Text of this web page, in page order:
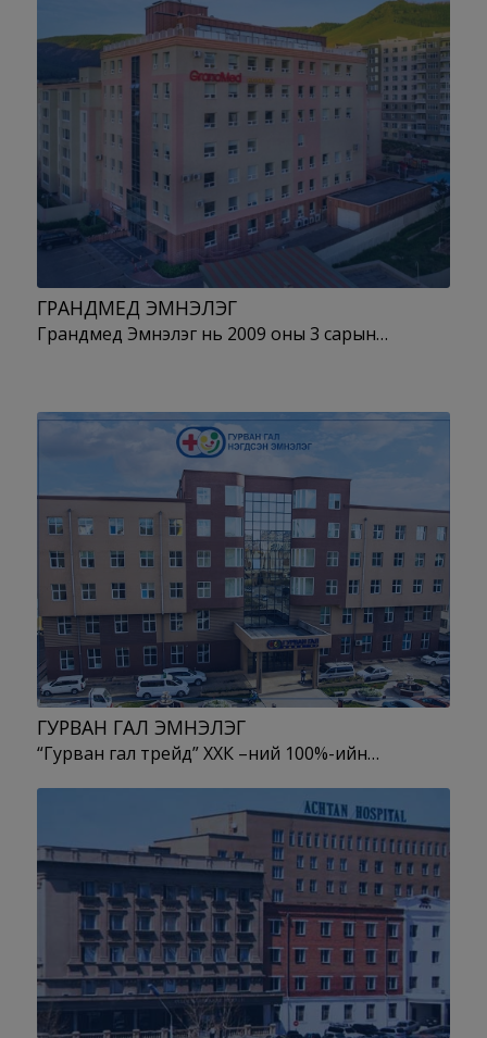
ГРАНДМЕД ЭМНЭЛЭГ
Грандмед Эмнэлэг нь 2009 оны 3 сарын…
ГУРВАН ГАЛ ЭМНЭЛЭГ
“Гурван гал трейд” ХХК –ний 100%-ийн…